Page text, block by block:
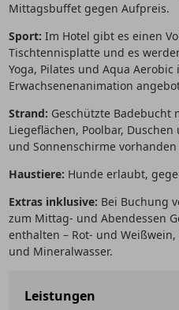
Mittagsbuffet gegen Aufpreis.
Sport: Im Hotel gibt es einen
Tischtennisplatte und es
Yoga, Pilates und Aqua Aerobic
Erwachsenenanimation
Strand: Geschützte Badebucht
Liegeflächen, Poolbar,
und Sonnenschirme
Haustiere: Hunde erlaubt,
Extras inklusive: Bei Buchung
zum Mittag- und Abendessen
enthalten – Rot- und
und Mineralwasser.
Leistungen